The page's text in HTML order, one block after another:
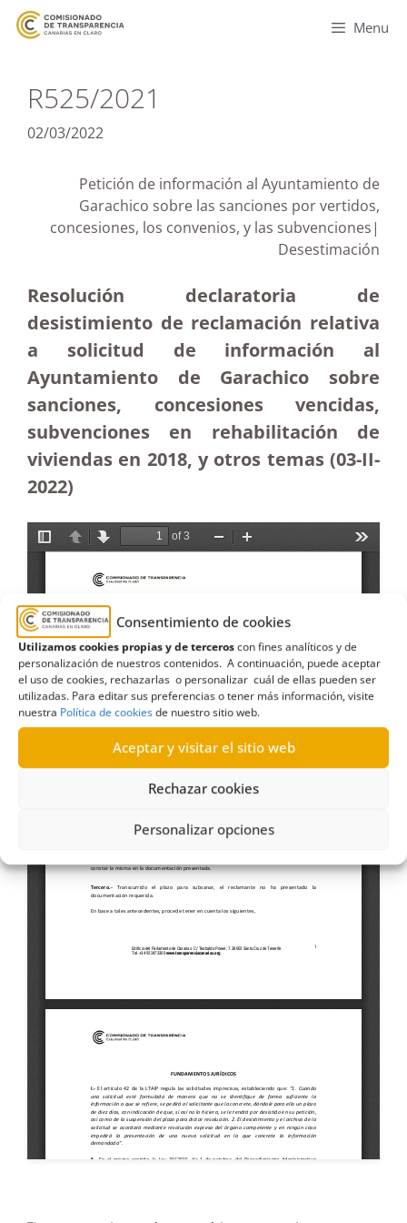
Consentimiento de cookies
Utilizamos cookies propias y de terceroscon fines analíticos y de
personalización de nuestros contenidos. A continuación, puede aceptar
el uso de cookies, rechazarlas o personalizar cuál de ellas pueden ser
utilizadas. Para editar sus preferencias o tener más información, visite
nuestra Política de cookiesde nuestro sitio web.
Aceptar y visitar el sitio web
Rechazar cookies
Personalizar opciones
Menu
R525/2021
02/03/2022
Petición de información al Ayuntamiento de
Garachico sobre las sanciones por vertidos,
concesiones, los convenios, y las subvenciones|
Desestimación
Resolución declaratoria de
desistimiento de reclamación relativa
a solicitud de información al
Ayuntamiento de Garachico sobre
sanciones, concesiones vencidas,
subvenciones en rehabilitación de
viviendas en 2018, y otros temas (03-II-
2022)